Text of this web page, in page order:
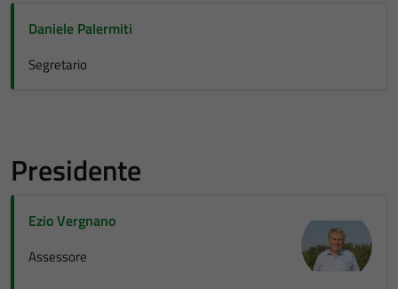
Daniele Palermiti
Segretario
Presidente
Ezio Vergnano
Assessore